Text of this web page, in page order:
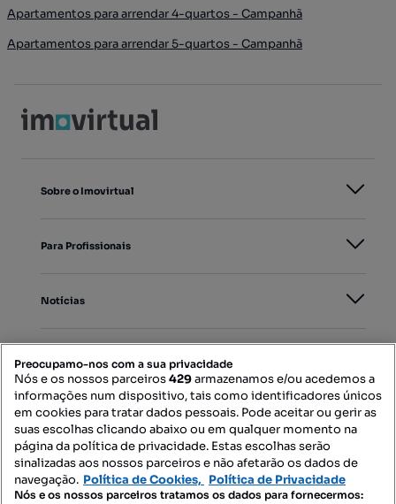
Apartamentos para arrendar 4-quartos - Campanhã
Apartamentos para arrendar 5-quartos - Campanhã
Sobre o Imovirtual
Para Profissionais
Notícias
Mapa do Site
Contacte-nos
Preocupamo-nos com a sua privacidade
Nós e os nossos parceiros429armazenamos e/ou acedemos a
informações num dispositivo, tais como identificadores únicos
em cookies para tratar dados pessoais. Pode aceitar ou gerir as
suas escolhas clicando abaixo ou em qualquer momento na
página da política de privacidade. Estas escolhas serão
sinalizadas aos nossos parceiros e não afetarão os dados de
navegação. Política de Cookies, Política de Privacidade
Nós e os nossos parceiros tratamos os dados para fornecermos: